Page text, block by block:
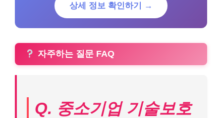
상세 정보 확인하기 →
자주하는 질문 FAQ
Q. 중소기업 기술보호